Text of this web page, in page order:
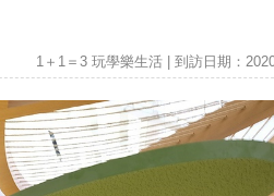
1＋1＝3 玩學樂生活 | 到訪日期：